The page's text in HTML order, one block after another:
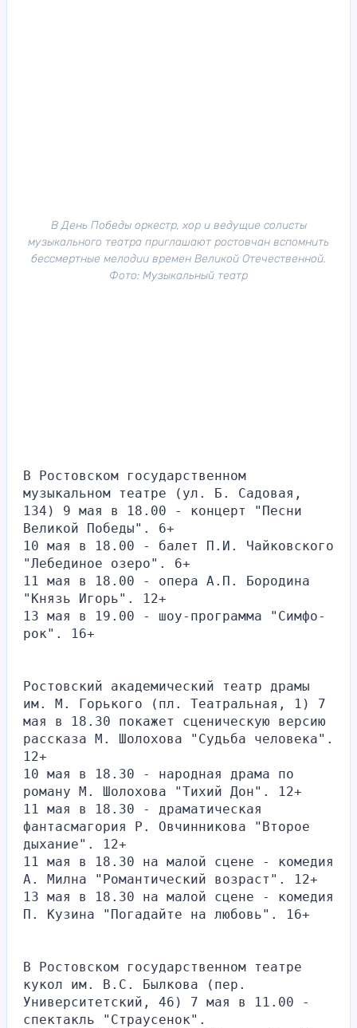
В День Победы оркестр, хор и ведущие солисты
музыкального театра приглашают ростовчан вспомнить
бессмертные мелодии времен Великой Отечественной.
Фото: Музыкальный театр
В Ростовском государственном
музыкальном театре (ул. Б. Садовая,
134) 9 мая в 18.00 - концерт "Песни
Великой Победы". 6+
10 мая в 18.00 - балет П.И. Чайковского
"Лебединое озеро". 6+
11 мая в 18.00 - опера А.П. Бородина
"Князь Игорь". 12+
13 мая в 19.00 - шоу-программа "Симфо-
рок". 16+
Ростовский академический театр драмы
им. М. Горького (пл. Театральная, 1) 7
мая в 18.30 покажет сценическую версию
рассказа М. Шолохова "Судьба человека".
12+
10 мая в 18.30 - народная драма по
роману М. Шолохова "Тихий Дон". 12+
11 мая в 18.30 - драматическая
фантасмагория Р. Овчинникова "Второе
дыхание". 12+
11 мая в 18.30 на малой сцене - комедия
А. Милна "Романтический возраст". 12+
13 мая в 18.30 на малой сцене - комедия
П. Кузина "Погадайте на любовь". 16+
В Ростовском государственном театре
кукол им. В.С. Былкова (пер.
Университетский, 46) 7 мая в 11.00 -
спектакль "Страусенок".